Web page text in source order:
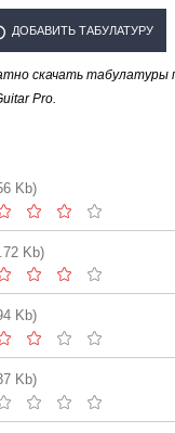
ДОБАВИТЬ ТАБУЛАТУРУ
"BAEZ, JOAN"
скачать табулатуры
Pro.
Kb)
Kb)
Kb)
Kb)